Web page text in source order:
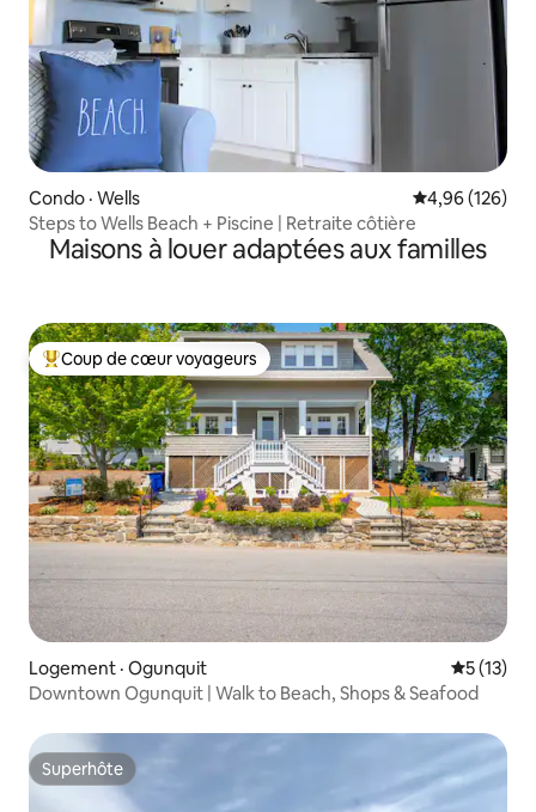
Condo · Wells Note
4,96 (126)
Steps to Wells Beach + Piscine | Retraite côtière
Maisons à louer adaptées aux familles
Coup de cœur voyageurs parmi les plus aimés
Coup de cœur voyageurs
Logement · Ogunquit Note
5 (13)
Downtown Ogunquit | Walk to Beach, Shops & Seafood
Superhôte
Superhôte